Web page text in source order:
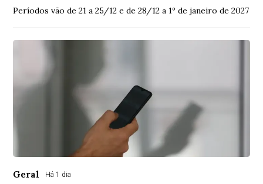
Períodos vão de 21 a 25/12 e de 28/12 a 1º de janeiro de 2027
Geral Há 1 dia